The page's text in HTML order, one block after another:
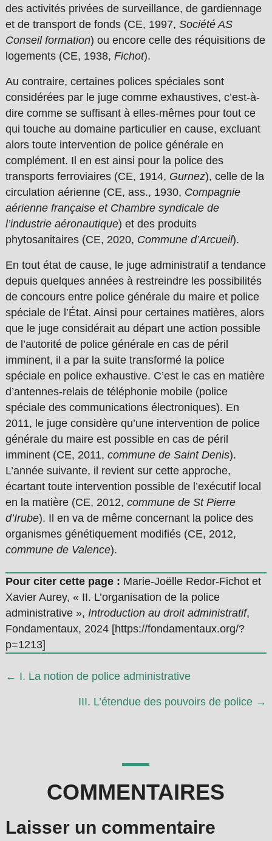
des activités privées de surveillance, de gardiennage
et de transport de fonds (CE, 1997, Société AS
Conseil formation) ou encore celle des réquisitions de
logements (CE, 1938, Fichot).
Au contraire, certaines polices spéciales sont
considérées par le juge comme exhaustives, c’est-à-
dire comme se suffisant à elles-mêmes pour tout ce
qui touche au domaine particulier en cause, excluant
alors toute intervention de police générale en
complément. Il en est ainsi pour la police des
transports ferroviaires (CE, 1914, Gurnez), celle de la
circulation aérienne (CE, ass., 1930, Compagnie
aérienne française et Chambre syndicale de
l’industrie aéronautique) et des produits
phytosanitaires (CE, 2020, Commune d’Arcueil).
En tout état de cause, le juge administratif a tendance
depuis quelques années à restreindre les possibilités
de concours entre police générale du maire et police
spéciale de l’État. Ainsi pour certaines matières, alors
que le juge considérait au départ une action possible
de l’autorité de police générale en cas de péril
imminent, il a par la suite transformé la police
spéciale en police exhaustive. C’est le cas en matière
d’antennes-relais de téléphonie mobile (police
spéciale des communications électroniques). En
2011, le juge considère qu’une intervention de police
générale du maire est possible en cas de péril
imminent (CE, 2011, commune de Saint Denis).
L’année suivante, il revient sur cette approche,
écartant toute intervention possible de l’exécutif local
en la matière (CE, 2012, commune de St Pierre
d’Irube). Il en va de même concernant la police des
organismes génétiquement modifiés (CE, 2012,
commune de Valence).
Pour citer cette page : Marie-Joëlle Redor-Fichot et
Xavier Aurey, « II. L’organisation de la police
administrative », Introduction au droit administratif,
Fondamentaux, 2024 [https://fondamentaux.org/?
p=1213]
← I. La notion de police administrative
III. L’étendue des pouvoirs de police →
COMMENTAIRES
Laisser un commentaire